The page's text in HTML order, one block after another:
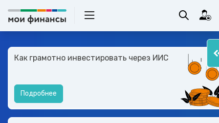
Как грамотно инвестировать через ИИС
Подробнее